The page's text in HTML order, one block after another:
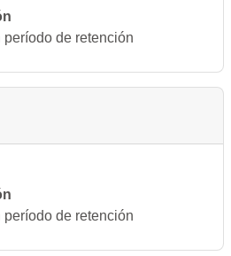
de retención
de retención